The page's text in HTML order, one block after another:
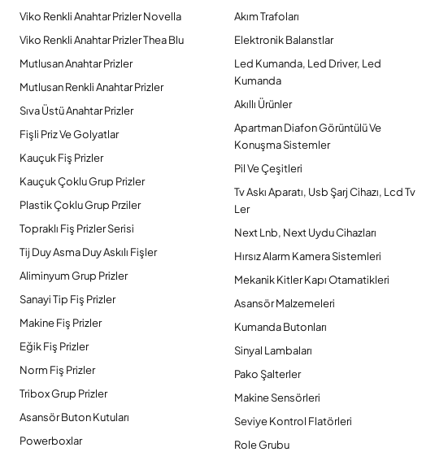
Viko Renkli Anahtar Prizler Novella
Viko Renkli Anahtar Prizler Thea Blu
Mutlusan Anahtar Prizler
Mutlusan Renkli Anahtar Prizler
Sıva Üstü Anahtar Prizler
Fişli Priz Ve Golyatlar
Kauçuk Fiş Prizler
Kauçuk Çoklu Grup Prizler
Plastik Çoklu Grup Prziler
Topraklı Fiş Prizler Serisi
Tij Duy Asma Duy Askılı Fişler
Aliminyum Grup Prizler
Sanayi Tip Fiş Prizler
Makine Fiş Prizler
Eğik Fiş Prizler
Norm Fiş Prizler
Tribox Grup Prizler
Asansör Buton Kutuları
Powerboxlar
Akım Trafoları
Elektronik Balanstlar
Led Kumanda, Led Driver, Led
Kumanda
Akıllı Ürünler
Apartman Diafon Görüntülü Ve
Konuşma Sistemler
Pil Ve Çeşitleri
Tv Askı Aparatı, Usb Şarj Cihazı, Lcd Tv
Ler
Next Lnb, Next Uydu Cihazları
Hırsız Alarm Kamera Sistemleri
Mekanik Kitler Kapı Otamatikleri
Asansör Malzemeleri
Kumanda Butonları
Sinyal Lambaları
Pako Şalterler
Makine Sensörleri
Seviye Kontrol Flatörleri
Role Grubu